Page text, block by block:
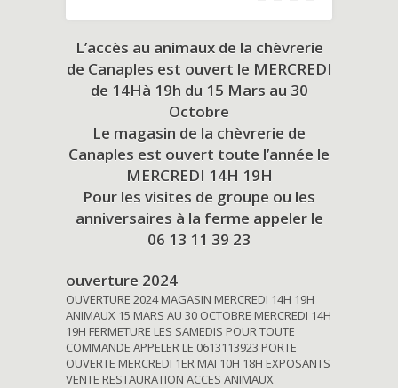
L’accès au animaux de la chèvrerie
de Canaples est ouvert le MERCREDI
de 14Hà 19h du 15 Mars au 30
Octobre
Le magasin de la chèvrerie de
Canaples est ouvert toute l’année le
MERCREDI 14H 19H
Pour les visites de groupe ou les
anniversaires à la ferme appeler le
06 13 11 39 23
ouverture 2024
OUVERTURE 2024 MAGASIN MERCREDI 14H 19H
ANIMAUX 15 MARS AU 30 OCTOBRE MERCREDI 14H
19H FERMETURE LES SAMEDIS POUR TOUTE
COMMANDE APPELER LE 0613113923 PORTE
OUVERTE MERCREDI 1ER MAI 10H 18H EXPOSANTS
VENTE RESTAURATION ACCES ANIMAUX